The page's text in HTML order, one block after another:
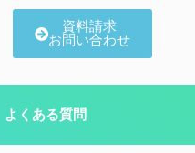
資料請求
お問い合わせ
よくある質問